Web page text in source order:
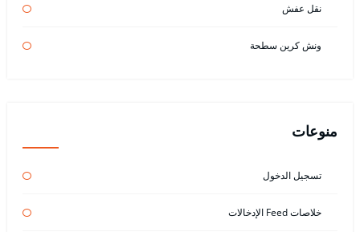
نقل عفش
ونش كرين سطحة
منوعات
تسجيل الدخول
خلاصات Feed الإدخالات